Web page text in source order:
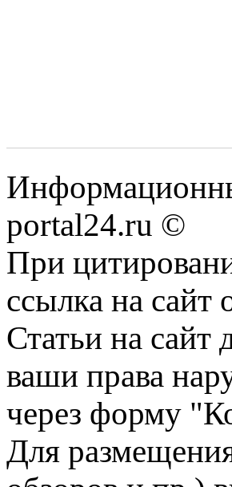
portal24.ru ©
При
ссылка на сайт
Статьи на сайт
ваши права
через форму
Для